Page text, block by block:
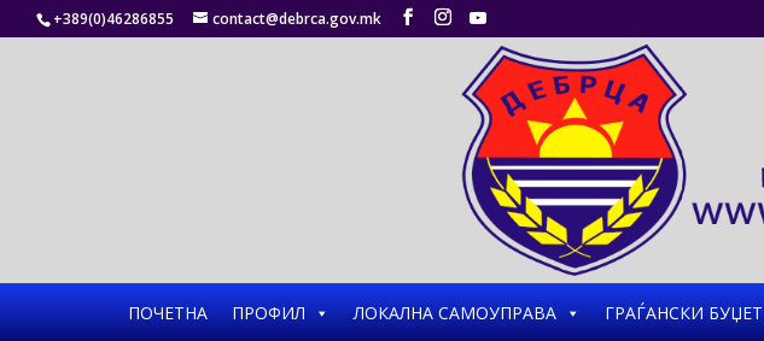
+389(0)46286855 contact@debrca.gov.mk
ПОЧЕТНА ПРОФИЛ ЛОКАЛНА САМОУПРАВА ГРАЃАНСКИ БУЏЕТ